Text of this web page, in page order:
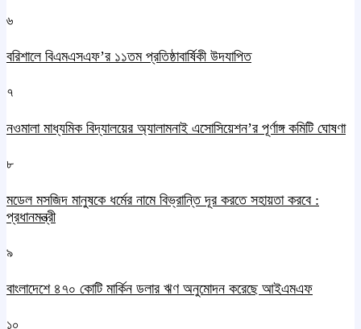
৬
বরিশালে বিএমএসএফ’র ১১তম প্রতিষ্ঠাবার্ষিকী উদযাপিত
৭
নওমালা মাধ্যমিক বিদ্যালয়ের অ্যালামনাই এসোসিয়েশন’র পূর্ণাঙ্গ কমিটি ঘোষণা
৮
মডেল মসজিদ মানুষকে ধর্মের নামে বিভ্রান্তি দূর করতে সহায়তা করবে :
প্রধানমন্ত্রী
৯
বাংলাদেশে ৪৭০ কোটি মার্কিন ডলার ঋণ অনুমোদন করেছে আইএমএফ
১০